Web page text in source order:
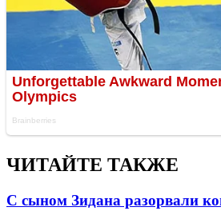
ЧИТАЙТЕ ТАКЖЕ
С сыном Зидана разорвали